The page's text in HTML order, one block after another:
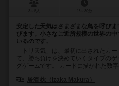
安定した天気はさまざまな鳥を呼び
びます。小さなご近所規模の世界の
いるのです。
「トリ天気」は、最初に出されたカ
て、勝ち負けを決めていくタイプの
グゲームです。 カードに描かれた数
居酒 枕（Izaka Makura）